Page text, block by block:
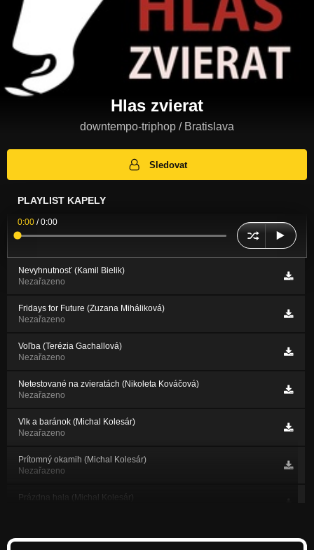
Hlas zvierat
downtempo-triphop / Bratislava
Sledovat
PLAYLIST KAPELY
0:00 /0:00
Nevyhnutnosť (Kamil Bielik)
Nezařazeno
Fridays for Future (Zuzana Miháliková)
Nezařazeno
Voľba (Terézia Gachallová)
Nezařazeno
Netestované na zvieratách (Nikoleta Kováčová)
Nezařazeno
Vlk a baránok (Michal Kolesár)
Nezařazeno
Prítomný okamih (Michal Kolesár)
Nezařazeno
Prázdna hala (Michal Kolesár)